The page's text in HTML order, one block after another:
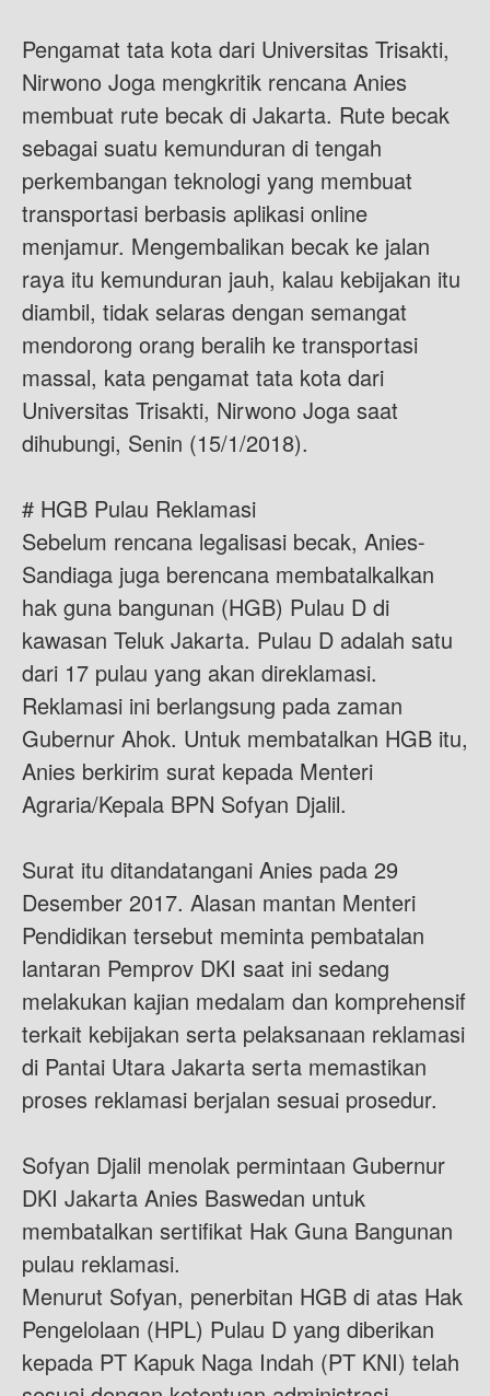
Pengamat tata kota dari Universitas Trisakti,
Nirwono Joga mengkritik rencana Anies
membuat rute becak di Jakarta. Rute becak
sebagai suatu kemunduran di tengah
perkembangan teknologi yang membuat
transportasi berbasis aplikasi online
menjamur. Mengembalikan becak ke jalan
raya itu kemunduran jauh, kalau kebijakan itu
diambil, tidak selaras dengan semangat
mendorong orang beralih ke transportasi
massal, kata pengamat tata kota dari
Universitas Trisakti, Nirwono Joga saat
dihubungi, Senin (15/1/2018).
# HGB Pulau Reklamasi
Sebelum rencana legalisasi becak, Anies-
Sandiaga juga berencana membatalkalkan
hak guna bangunan (HGB) Pulau D di
kawasan Teluk Jakarta. Pulau D adalah satu
dari 17 pulau yang akan direklamasi.
Reklamasi ini berlangsung pada zaman
Gubernur Ahok. Untuk membatalkan HGB itu,
Anies berkirim surat kepada Menteri
Agraria/Kepala BPN Sofyan Djalil.
Surat itu ditandatangani Anies pada 29
Desember 2017. Alasan mantan Menteri
Pendidikan tersebut meminta pembatalan
lantaran Pemprov DKI saat ini sedang
melakukan kajian medalam dan komprehensif
terkait kebijakan serta pelaksanaan reklamasi
di Pantai Utara Jakarta serta memastikan
proses reklamasi berjalan sesuai prosedur.
Sofyan Djalil menolak permintaan Gubernur
DKI Jakarta Anies Baswedan untuk
membatalkan sertifikat Hak Guna Bangunan
pulau reklamasi.
Menurut Sofyan, penerbitan HGB di atas Hak
Pengelolaan (HPL) Pulau D yang diberikan
kepada PT Kapuk Naga Indah (PT KNI) telah